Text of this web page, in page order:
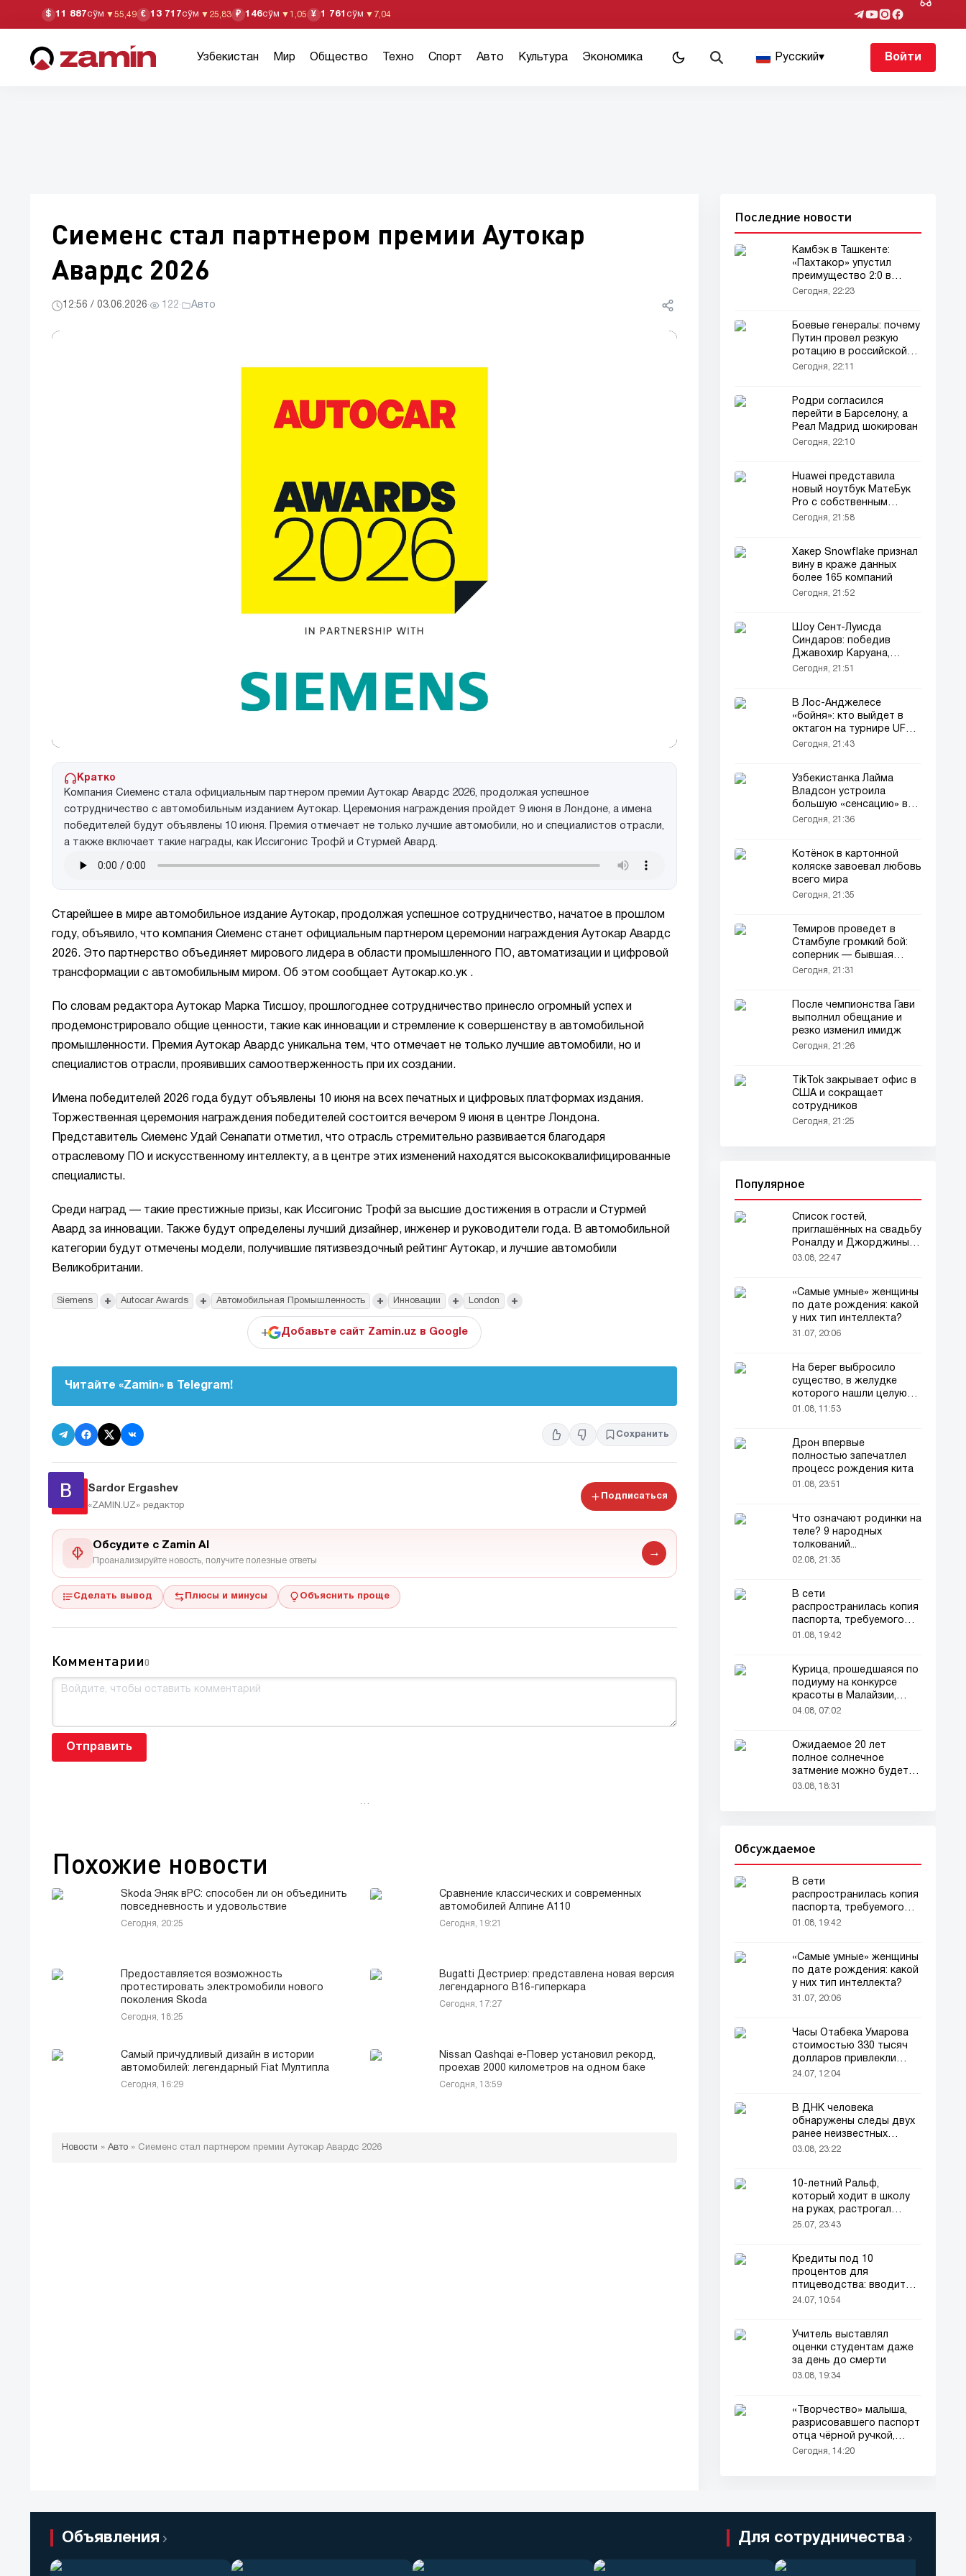
$ 11 887сўм ▼55,49 € 13 717сўм ▼ 25,83 ₽ 146сўм ▼1,05 ¥ 1 761 сўм ▼ 7,04
Узбекистан Мир Общество Техно Спорт Авто Культура Экономика Русский▾ Войти
Сиеменс стал партнером премии Аутокар
Авардс 2026
12:56 / 03.06.2026· 122· Авто
Кратко
Компания Сиеменс стала официальным партнером премии Аутокар Авардс 2026, продолжая успешное
сотрудничество с автомобильным изданием Аутокар. Церемония награждения пройдет 9 июня в Лондоне, а имена
победителей будут объявлены 10 июня. Премия отмечает не только лучшие автомобили, но и специалистов отрасли,
а также включает такие награды, как Иссигонис Трофй и Стурмей Авард.
Старейшее в мире автомобильное издание Аутокар, продолжая успешное сотрудничество, начатое в прошлом
году, объявило, что компания Сиеменс станет официальным партнером церемонии награждения Аутокар Авардс
2026. Это партнерство объединяет мирового лидера в области промышленного ПО, автоматизации и цифровой
трансформации с автомобильным миром. Об этом сообщает Аутокар.ко.ук .
По словам редактора Аутокар Марка Тисшоу, прошлогоднее сотрудничество принесло огромный успех и
продемонстрировало общие ценности, такие как инновации и стремление к совершенству в автомобильной
промышленности. Премия Аутокар Авардс уникальна тем, что отмечает не только лучшие автомобили, но и
специалистов отрасли, проявивших самоотверженность при их создании.
Имена победителей 2026 года будут объявлены 10 июня на всех печатных и цифровых платформах издания.
Торжественная церемония награждения победителей состоится вечером 9 июня в центре Лондона.
Представитель Сиеменс Удай Сенапати отметил, что отрасль стремительно развивается благодаря
отраслевому ПО и искусственному интеллекту, а в центре этих изменений находятся высококвалифицированные
специалисты.
Среди наград — такие престижные призы, как Иссигонис Трофй за высшие достижения в отрасли и Стурмей
Авард за инновации. Также будут определены лучший дизайнер, инженер и руководители года. В автомобильной
категории будут отмечены модели, получившие пятизвездочный рейтинг Аутокар, и лучшие автомобили
Великобритании.
Siemens + Autocar Awards + Автомобильная Промышленность + Инновации + London +
+ Добавьте сайт Zamin.uz в Google
Читайте «Zamin» в Telegram!
Сохранить
Sardor Ergashev
«ZAMIN.UZ» редактор
Подписаться
Обсудите с Zamin AI
Проанализируйте новость, получите полезные ответы
→
Сделать вывод Плюсы и минусы Объяснить проще
Комментарии0
Отправить
…
Похожие новости
Skoda Эняк вРС: способен ли он объединить
повседневность и удовольствие
Сегодня, 20:25
Сравнение классических и современных
автомобилей Алпине А110
Сегодня, 19:21
Предоставляется возможность
протестировать электромобили нового
поколения Skoda
Сегодня, 18:25
Bugatti Дестриер: представлена новая версия
легендарного В16-гиперкара
Сегодня, 17:27
Самый причудливый дизайн в истории
автомобилей: легендарный Fiat Мултипла
Сегодня, 16:29
Nissan Qashqai е-Повер установил рекорд,
проехав 2000 километров на одном баке
Сегодня, 13:59
Новости » Авто » Сиеменс стал партнером премии Аутокар Авардс 2026
Последние новости
Камбэк в Ташкенте:
«Пахтакор» упустил
преимущество 2:0 в
матче с «Бухоро»
Сегодня, 22:23
Боевые генералы: почему
Путин провел резкую
ротацию в российской
армии?
Сегодня, 22:11
Родри согласился
перейти в Барселону, а
Реал Мадрид шокирован
Сегодня, 22:10
Huawei представила
новый ноутбук МатеБук
Pro с собственным
процессором и
Сегодня, 21:58
Хакер Snowflake признал
вину в краже данных
более 165 компаний
Сегодня, 21:52
Шоу Сент-Луисда
Синдаров: победив
Джавохир Каруана,
поднялся на 2-е место!
Сегодня, 21:51
В Лос-Анджелесе
«бойня»: кто выйдет в
октагон на турнире UFC
331?
Сегодня, 21:43
Узбекистанка Лайма
Владсон устроила
большую «сенсацию» в
Лейпциге
Сегодня, 21:36
Котёнок в картонной
коляске завоевал любовь
всего мира
Сегодня, 21:35
Темиров проведет в
Стамбуле громкий бой:
соперник — бывшая
звезда UFC...
Сегодня, 21:31
После чемпионства Гави
выполнил обещание и
резко изменил имидж
Сегодня, 21:26
TikTok закрывает офис в
США и сокращает
сотрудников
Сегодня, 21:25
Популярное
Список гостей,
приглашённых на свадьбу
Роналду и Джорджины,
вызвал ажиотаж
03.08, 22:47
«Самые умные» женщины
по дате рождения: какой
у них тип интеллекта?
31.07, 20:06
На берег выбросило
существо, в желудке
которого нашли целую
добычу
01.08, 11:53
Дрон впервые
полностью запечатлел
процесс рождения кита
01.08, 23:51
Что означают родинки на
теле? 9 народных
толкований...
02.08, 21:35
В сети
распространилась копия
паспорта, требуемого
для домашних животных
01.08, 19:42
Курица, прошедшаяся по
подиуму на конкурсе
красоты в Малайзии,
привлекла внимание
04.08, 07:02
Ожидаемое 20 лет
полное солнечное
затмение можно будет
наблюдать в августе
03.08, 18:31
Обсуждаемое
В сети
распространилась копия
паспорта, требуемого
для домашних животных
01.08, 19:42
«Самые умные» женщины
по дате рождения: какой
у них тип интеллекта?
31.07, 20:06
Часы Отабека Умарова
стоимостью 330 тысяч
долларов привлекли
всеобщее внимание в
24.07, 12:04
В ДНК человека
обнаружены следы двух
ранее неизвестных
предков
03.08, 23:22
10-летний Ральф,
который ходит в школу
на руках, растрогал
пользователей соцсетей
25.07, 23:43
Кредиты под 10
процентов для
птицеводства: вводится
новый порядок
24.07, 10:54
Учитель выставлял
оценки студентам даже
за день до смерти
03.08, 19:34
«Творчество» малыша,
разрисовавшего паспорт
отца чёрной ручкой,
привлекло всеобщее
Сегодня, 14:20
Объявления Для сотрудничества